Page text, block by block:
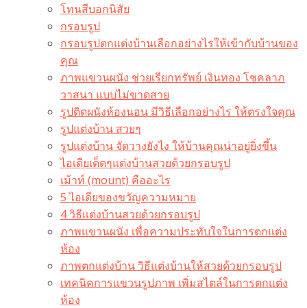
โทนสีบอกนิสัย
กรอบรูป
กรอบรูปตกแต่งบ้านเลือกอย่างไรให้เข้ากับบ้านของ
คุณ
ภาพแขวนผนัง ช่วยเรียกทรัพย์ เงินทอง โชคลาภ
วาสนา แบบไม่ขาดสาย
รูปติดผนังห้องนอน มีวิธีเลือกอย่างไร ให้ตรงใจคุณ
รูปแต่งบ้าน สวยๆ
รูปแต่งบ้าน จัดวางยังไง ให้บ้านคุณน่าอยู่ยิ่งขึ้น
ไอเดียเด็ดๆแต่งบ้านสวยด้วยกรอบรูป
เม้าท์ (mount) คืออะไร​
5 ไอเดียของขวัญความหมาย
4 วิธีแต่งบ้านสวยด้วยกรอบรูป
ภาพแขวนผนัง เพื่อความประทับใจในการตกแต่ง
ห้อง
ภาพตกแต่งบ้าน วิธีแต่งบ้านให้สวยด้วยกรอบรูป
เทคนิคการแขวนรูปภาพ เพิ่มสไตล์ในการตกแต่ง
ห้อง